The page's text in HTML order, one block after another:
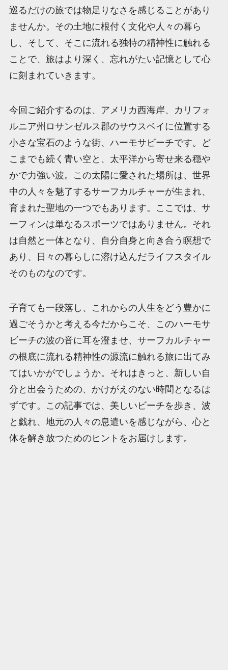
巡るだけの旅では物足りなさを感じることがあり
ませんか。その土地に根付く文化や人々の暮ら
し、そして、そこに流れる独特の精神性に触れる
ことで、旅はより深く、忘れがたい記憶として心
に刻まれていきます。
今回ご紹介するのは、アメリカ西海岸、カリフォ
ルニア州ロサンゼルス郡のサウスベイに位置する
小さな宝石のような街、ハーモサビーチです。ど
こまでも続く青い空と、太平洋から寄せ来る穏や
かで力強い波。この太陽に愛された場所は、世界
中の人々を魅了するサーフカルチャーが生まれ、
育まれた聖地の一つでもあります。ここでは、サ
ーフィンは単なるスポーツではありません。それ
は自然と一体となり、自分自身と向き合う瞑想で
あり、日々の暮らしに溶け込んだライフスタイル
そのものなのです。
子育ても一段落し、これからの人生をどう豊かに
過ごそうかと考える今だからこそ、このハーモサ
ビーチの波の音に耳を澄ませ、サーフカルチャー
の根底に流れる精神性の源流に触れる旅に出てみ
てはいかがでしょうか。それはきっと、新しい自
分と出会うための、かけがえのない時間となるは
ずです。この記事では、美しいビーチを歩き、波
と戯れ、地元の人々の息遣いを感じながら、心と
体を解き放つためのヒントをお届けします。